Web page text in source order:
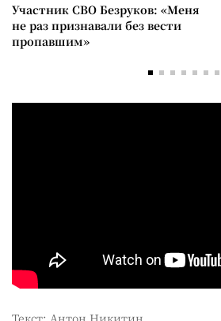
Участник СВО Безруков: «Меня
не раз признавали без вести
пропавшим»